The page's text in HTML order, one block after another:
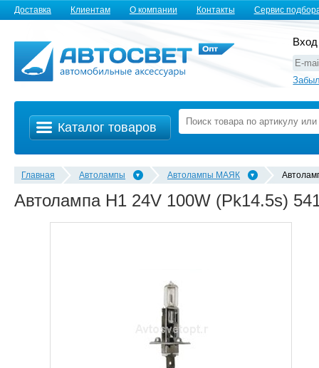
Доставка Клиентам О компании Контакты Сервис
Каталог товаров
Главная Автолампы Автолампы MАЯК
Автолампа H1 24V 100W (Pk14.5s)